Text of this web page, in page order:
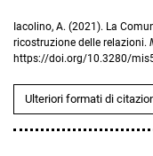
Iacolino, A. (2021). La
ricostruzione delle relazioni.
https://doi.org/10.3280/
Ulteriori formati di